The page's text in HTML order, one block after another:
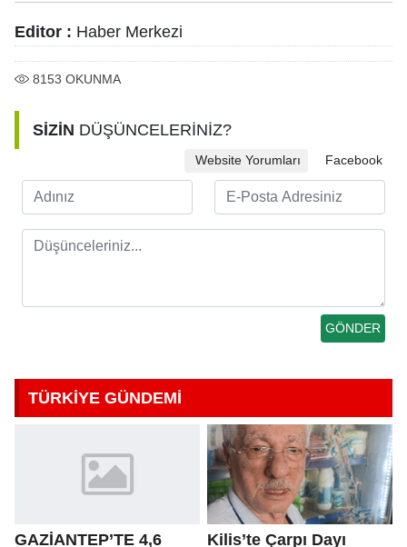
Editor : Haber Merkezi
8153 OKUNMA
SİZİN DÜŞÜNCELERİNİZ?
Website Yorumları Facebook
TÜRKİYE GÜNDEMİ
GAZİANTEP’TE 4,6
Kilis’te Çarpı Dayı